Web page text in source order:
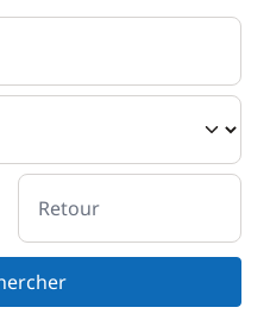
Retour